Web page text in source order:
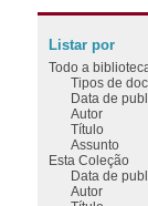
Listar por
Todo a
Tipos de
Data de
Autor
Título
Assunto
Esta Coleção
Data de
Autor